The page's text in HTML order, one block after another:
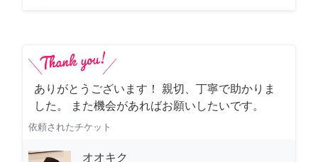
ありがとうございます！ 親切、丁寧で助かりま
した。 また機会があればお願いしたいです。
依頼されたチケット
オオキク